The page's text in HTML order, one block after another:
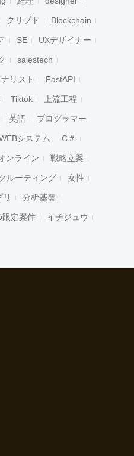
クリプト Blockchain
SE UXデザイナー
salestech
リスト FastAPI
Tiktok 上流工程
英語 プログラマー
システム C＃
ンライン 戦略立案
ルーティング 女性
分析基盤
限定案件 イチジュウ